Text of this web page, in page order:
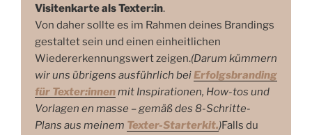
Visitenkarte als Texter:in.
Von daher sollte es im Rahmen deines Brandings
gestaltet sein und einen einheitlichen
Wiedererkennungswert zeigen.(Darum kümmern
wir uns übrigens ausführlich beiErfolgsbranding
für Texter:innenmit Inspirationen, How-tos und
Vorlagen en masse – gemäß des 8-Schritte-
Plans aus meinem Texter-Starterkit.)Falls du